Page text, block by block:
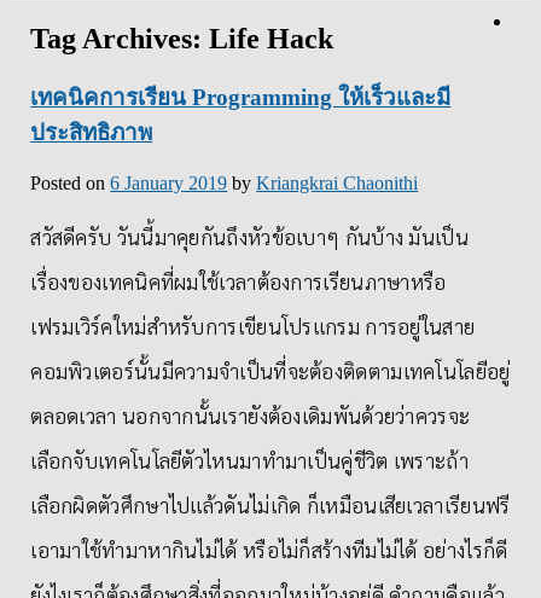
Tag Archives:Life Hack
เทคนิคการเรียน Programming ให้เร็วและมี
ประสิทธิภาพ
Posted on6 January 2019 byKriangkrai Chaonithi
สวัสดีครับ วันนี้มาคุยกันถึงหัวข้อเบาๆ กันบ้าง มันเป็น
เรื่องของเทคนิคที่ผมใช้เวลาต้องการเรียนภาษาหรือ
เฟรมเวิร์คใหม่สำหรับการเขียนโปรแกรม การอยู่ในสาย
คอมพิวเตอร์นั้นมีความจำเป็นที่จะต้องติดตามเทคโนโลยีอยู่
ตลอดเวลา นอกจากนั้นเรายังต้องเดิมพันด้วยว่าควรจะ
เลือกจับเทคโนโลยีตัวไหนมาทำมาเป็นคู่ชีวิต เพราะถ้า
เลือกผิดตัวศึกษาไปแล้วดันไม่เกิด ก็เหมือนเสียเวลาเรียนฟรี
เอามาใช้ทำมาหากินไม่ได้ หรือไม่ก็สร้างทีมไม่ได้ อย่างไรก็ดี